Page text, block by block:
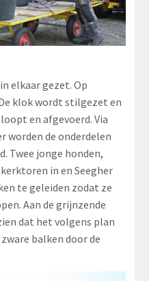
elkaar gezet. Op
klok wordt stilgezet en
en afgevoerd. Via
worden de onderdelen
Twee jonge honden,
in en Seegher
te geleiden zodat ze
Aan de grijnzende
dat het volgens plan
balken door de